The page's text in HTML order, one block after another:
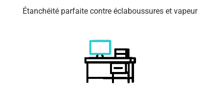
Étanchéité parfaite contre éclaboussures et vapeur